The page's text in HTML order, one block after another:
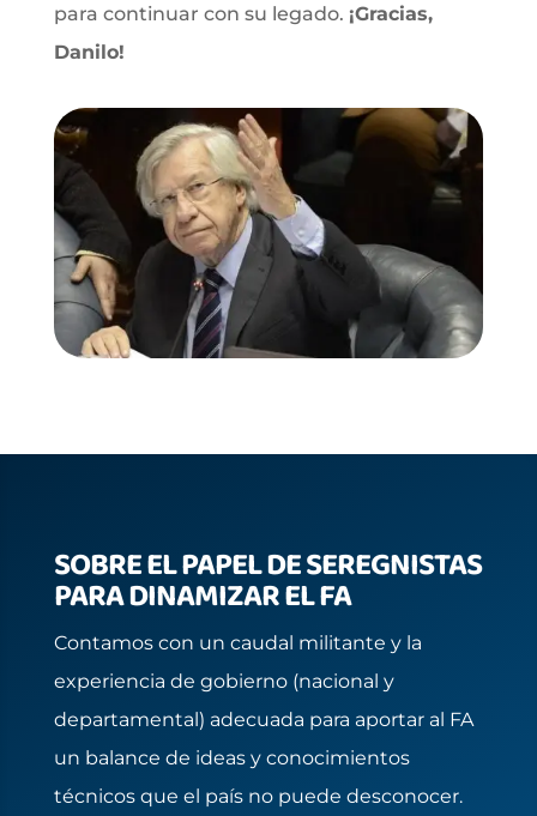
para continuar con su legado. ¡Gracias,
Danilo!
SOBRE EL PAPEL DE SEREGNISTAS
PARA DINAMIZAR EL FA
Contamos con un caudal militante y la
experiencia de gobierno (nacional y
departamental) adecuada para aportar al FA
un balance de ideas y conocimientos
técnicos que el país no puede desconocer.